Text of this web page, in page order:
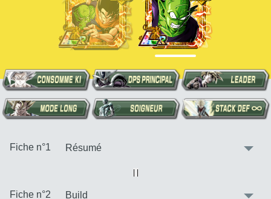
Fiche n°1
Vue alternative
Fiche n°2